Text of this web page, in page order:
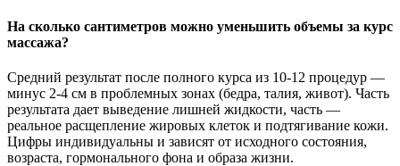
На сколько сантиметров можно уменьшить объемы за курс
массажа?
Средний результат после полного курса из 10-12 процедур —
минус 2-4 см в проблемных зонах (бедра, талия, живот). Часть
результата дает выведение лишней жидкости, часть —
реальное расщепление жировых клеток и подтягивание кожи.
Цифры индивидуальны и зависят от исходного состояния,
возраста, гормонального фона и образа жизни.